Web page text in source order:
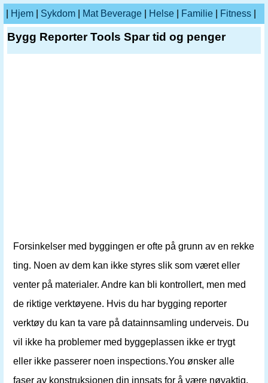
Hjem Sykdom Mat Beverage Helse Familie Fitness
Bygg Reporter Tools Spar tid og penger
Forsinkelser med byggingen er ofte på grunn av en rekke
ting. Noen av dem kan ikke styres slik som været eller
venter på materialer. Andre kan bli kontrollert, men med
de riktige verktøyene. Hvis du har bygging reporter
verktøy du kan ta vare på datainnsamling underveis. Du
vil ikke ha problemer med byggeplassen ikke er trygt
eller ikke passerer noen inspections.You ønsker alle
faser av konstruksjonen din innsats for å være nøyaktig.